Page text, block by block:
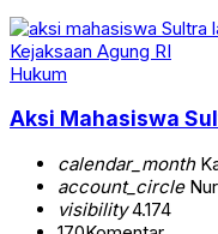
Hukum
Aksi Mahasiswa
calendar_month
account_circle
visibility4.174